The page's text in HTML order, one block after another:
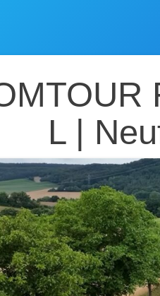
L |